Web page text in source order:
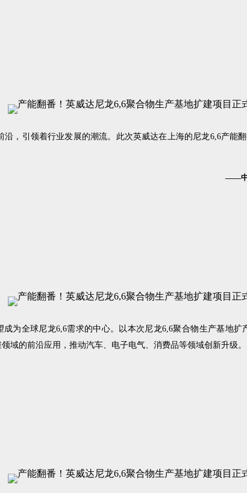
，引领着行业发展的潮流。此次英威达在上海的尼龙6,6产能
——中
成为全球尼龙6,6需求的中心。以本次尼龙6,6聚合物生产基地
域的前沿应用，推动汽车、电子电气、消费品等领域创新升级。